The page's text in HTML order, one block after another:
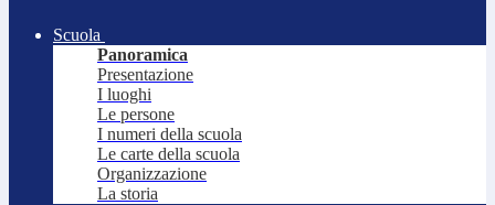
Scuola
Panoramica
Presentazione
I luoghi
Le persone
I numeri della scuola
Le carte della scuola
Organizzazione
La storia